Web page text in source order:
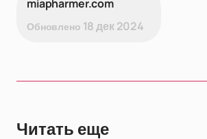
miapharmer.com
Обновлено 18 дек 2024
Читать еще